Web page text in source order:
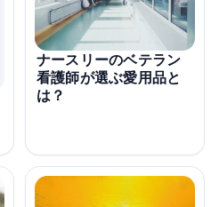
ナースリーのベテラン
看護師が選ぶ愛用品と
は？